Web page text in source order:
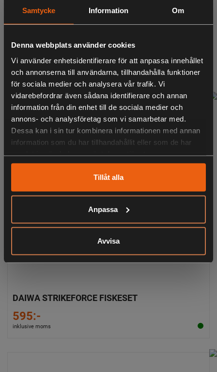
Samtycke Information Om
Denna webbplats använder cookies
Vi använder enhetsidentifierare för att anpassa innehållet
och annonserna till användarna, tillhandahålla funktioner
för sociala medier och analysera vår trafik. Vi
vidarebefordrar även sådana identifierare och annan
information från din enhet till de sociala medier och
annons- och analysföretag som vi samarbetar med.
Dessa kan i sin tur kombinera informationen med annan
information som du har tillhandahållit eller som de har
Tillåt alla
Anpassa
Avvisa
DAIWA PROCASTER FISKESET 7" 5-25G
895:-
inklusive moms
DAIWA STRIKEFORCE FISKESET
595:-
inklusive moms